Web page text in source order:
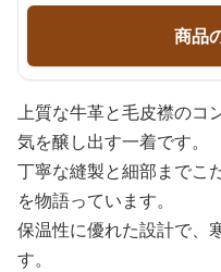
商品
上質な牛革と毛皮襟のコ
気を醸し出す一着です。
丁寧な縫製と細部までこ
を物語っています。
保温性に優れた設計で、
す。